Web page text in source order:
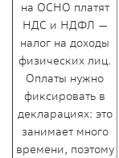
на ОСНО платят
НДС и НДФЛ —
налог на доходы
физических лиц.
Оплаты нужно
фиксировать в
декларациях: это
занимает много
времени, поэтому